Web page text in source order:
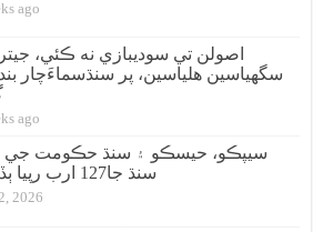
ago
سگهياسين هلياسين، پر سنڌسماءَچار
ago
سيپڪو، حيسڪو ۽ سنڌ حڪومت جي
سنڌ جا127 ارب رپيا ٻڏي ويا؟
2026